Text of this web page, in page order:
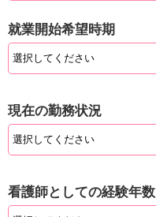
就業開始希望時期
現在の勤務状況
看護師としての経験年数